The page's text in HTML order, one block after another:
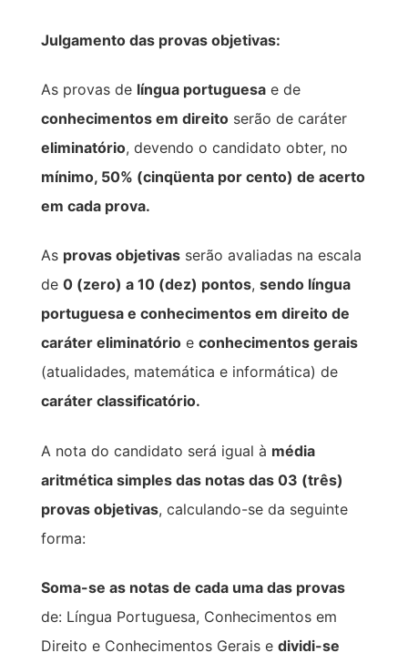
Julgamento das provas objetivas:
As provas de língua portuguesae de
conhecimentos em direitoserão de caráter
eliminatório, devendo o candidato obter, no
mínimo, 50% (cinqüenta por cento) de acerto
em cada prova.
As provas objetivasserão avaliadas na escala
de 0 (zero) a 10 (dez) pontos, sendo língua
portuguesa e conhecimentos em direito de
caráter eliminatórioe conhecimentos gerais
(atualidades, matemática e informática) de
caráter classificatório.
A nota do candidato será igual à média
aritmética simples das notas das 03 (três)
provas objetivas, calculando-se da seguinte
forma:
Soma-se as notas de cada uma das provas
de: Língua Portuguesa, Conhecimentos em
Direito e Conhecimentos Gerais e dividi-se